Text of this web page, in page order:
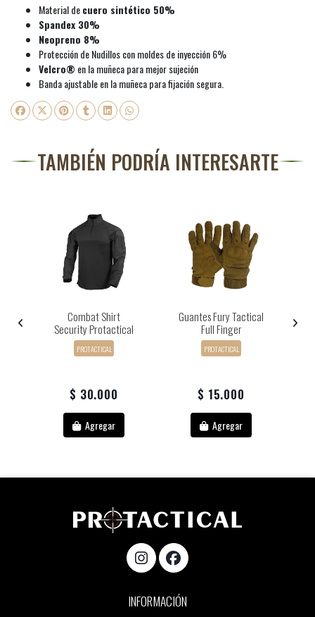
Material decuero sintético 50%
Spandex 30%
Neopreno 8%
Protección de Nudillos con moldes de inyección 6%
Velcro® en la muñeca para mejor sujeción
Banda ajustable en la muñeca para fijación segura.
TAMBIÉN PODRÍA INTERESARTE
Combat Shirt
Security Protactical
PROTACTICAL
$ 30.000
Agregar
Guantes Fury Tactical
Full Finger
PROTACTICAL
$ 15.000
Agregar
INFORMACIÓN